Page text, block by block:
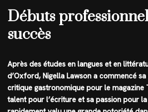
Débuts
succès
Après des études en langues et en
d’Oxford, Nigella Lawson a commencé
critique gastronomique pour le magazine
talent pour l’écriture et sa passion pour